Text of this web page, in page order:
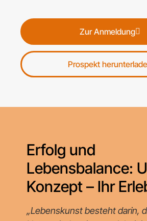
Zur Anmeldung
Prospekt
Erfolg und
Lebensbalance:
Konzept – Ihr
„Lebenskunst besteht darin,